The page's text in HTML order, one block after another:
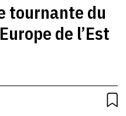
tournante du
de l’Est